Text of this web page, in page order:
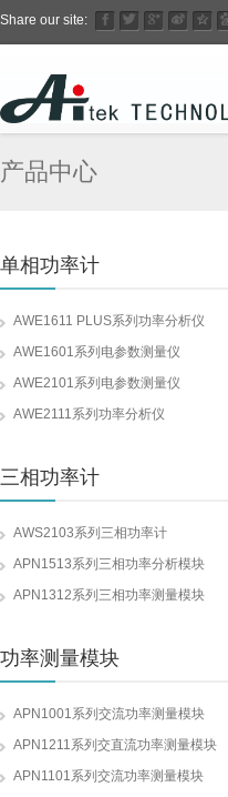
Share our site:
产品中心
单相功率计
AWE1611 PLUS系列功率分析仪
AWE1601系列电参数测量仪
AWE2101系列电参数测量仪
AWE2111系列功率分析仪
三相功率计
AWS2103系列三相功率计
APN1513系列三相功率分析模块
APN1312系列三相功率测量模块
功率测量模块
APN1001系列交流功率测量模块
APN1211系列交直流功率测量模块
APN1101系列交流功率测量模块